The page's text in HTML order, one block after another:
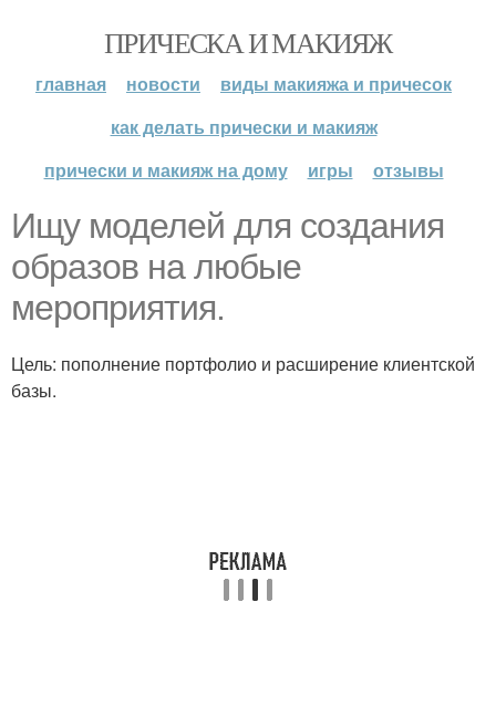
ПРИЧЕСКА И МАКИЯЖ
главная новости
виды макияжа и причесок
как делать прически и макияж
прически и макияж на дому
игры отзывы
Ищу моделей для создания
образов на любые
мероприятия.
Цель: пополнение портфолио и расширение клиентской
базы.